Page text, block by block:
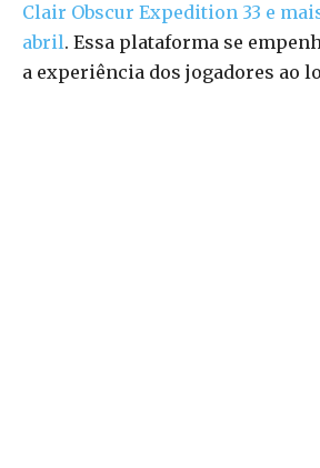
Clair Obscur Expedition 33 e
abril. Essa plataforma se
a experiência dos jogadores ao